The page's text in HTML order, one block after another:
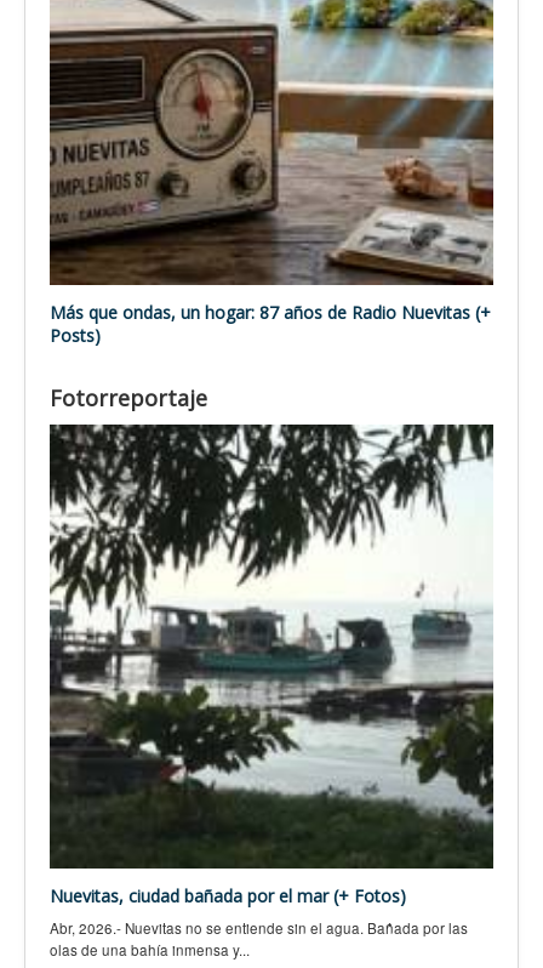
Más que ondas, un hogar: 87 años de Radio Nuevitas (+
Posts)
Fotorreportaje
Nuevitas, ciudad bañada por el mar (+ Fotos)
Abr, 2026.- Nuevitas no se entiende sin el agua. Bañada por las
olas de una bahía inmensa y...